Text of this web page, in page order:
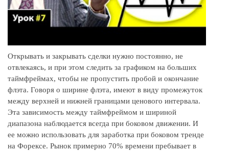
Открывать и закрывать сделки нужно постоянно, не
отвлекаясь, и при этом следить за графиком на больших
таймфреймах, чтобы не пропустить пробой и окончание
флэта. Говоря о ширине флэта, имеют в виду промежуток
между верхней и нижней границами ценового интервала.
Эта зависимость между таймфреймом и шириной
диапазона наблюдается всегда при боковом движении. И
ее можно использовать для заработка при боковом тренде
на Форексе. Рынок примерно 70% времени пребывает в